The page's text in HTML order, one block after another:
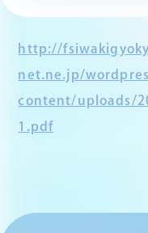
http://
net.ne.jp/
content/uploads/
1.pdf